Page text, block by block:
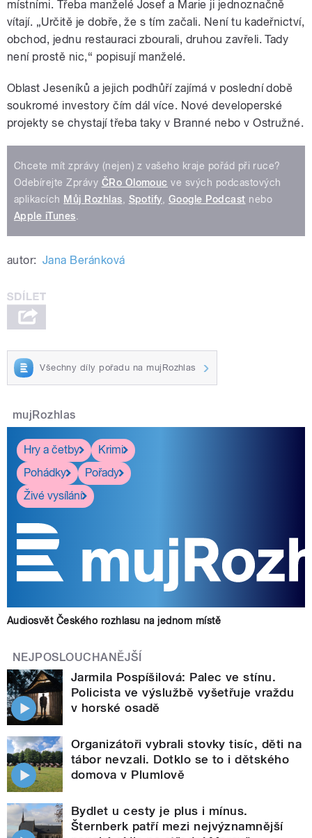
místními. Třeba manželé Josef a Marie ji jednoznačně
vítají. „Určitě je dobře, že s tím začali. Není tu kadeřnictví,
obchod, jednu restauraci zbourali, druhou zavřeli. Tady
není prostě nic,“ popisují manželé.
Oblast Jeseníků a jejich podhůří zajímá v poslední době
soukromé investory čím dál více. Nové developerské
projekty se chystají třeba taky v Branné nebo v Ostružné.
Chcete mít zprávy (nejen) z vašeho kraje pořád při ruce?
Odebírejte Zprávy ČRo Olomouc ve svých podcastových
aplikacích Můj Rozhlas, Spotify, Google Podcast nebo
Apple iTunes.
autor: Jana Beránková
Všechny díly pořadu na mujRozhlas
mujRozhlas
Hry a četby
Krimi
Pohádky
Pořady
Živé vysílání
Audiosvět Českého rozhlasu na jednom místě
NEJPOSLOUCHANĚJŠÍ
Jarmila Pospíšilová: Palec ve stínu.
Policista ve výslužbě vyšetřuje vraždu
v horské osadě
Organizátoři vybrali stovky tisíc, děti na
tábor nevzali. Dotklo se to i dětského
domova v Plumlově
Bydlet u cesty je plus i mínus.
Šternberk patří mezi nejvýznamnější